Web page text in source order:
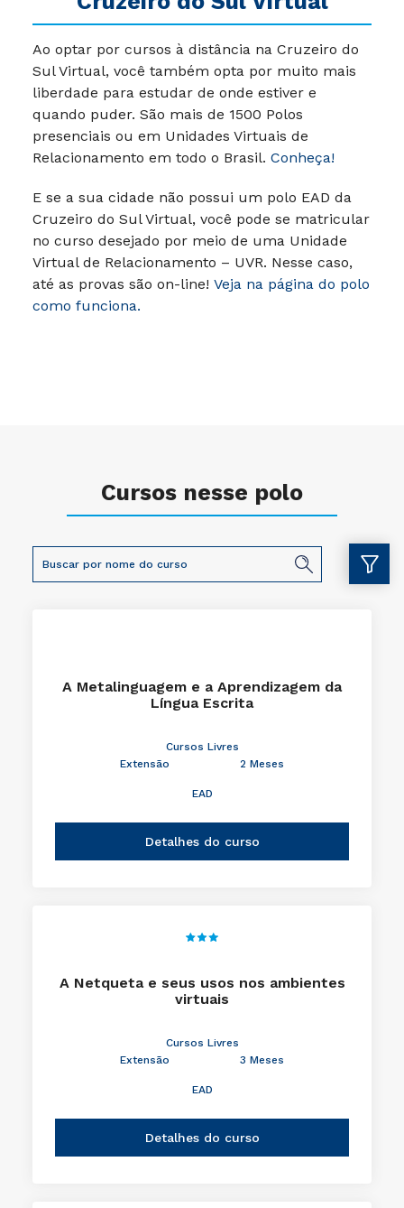
Ao optar por cursos à distância na Cruzeiro do
Sul Virtual, você também opta por muito mais
liberdade para estudar de onde estiver e
quando puder. São mais de 1500 Polos
presenciais ou em Unidades Virtuais de
Relacionamento em todo o Brasil. Conheça!
E se a sua cidade não possui um polo EAD da
Cruzeiro do Sul Virtual, você pode se matricular
no curso desejado por meio de uma Unidade
Virtual de Relacionamento – UVR. Nesse caso,
até as provas são on-line! Veja na página do polo
como funciona.
Cursos nesse polo
A Metalinguagem e a Aprendizagem da
Língua Escrita
Cursos Livres
Extensão
2 Meses
EAD
Detalhes do curso
A Netqueta e seus usos nos ambientes
virtuais
Cursos Livres
Extensão
3 Meses
EAD
Detalhes do curso